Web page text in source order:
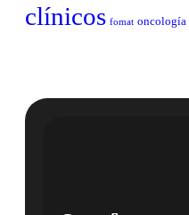
clínicos fomat oncología